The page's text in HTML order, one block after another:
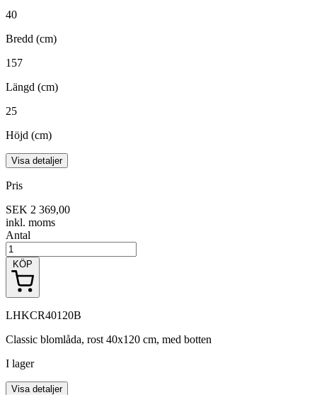
40
Bredd (cm)
157
Längd (cm)
25
Höjd (cm)
Visa detaljer
Pris
SEK 2 369,00
inkl. moms
Antal
KÖP
LHKCR40120B
Classic blomlåda, rost 40x120 cm, med botten
I lager
Visa detaljer